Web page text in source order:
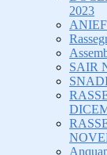
2023
ANIEF
SAIR